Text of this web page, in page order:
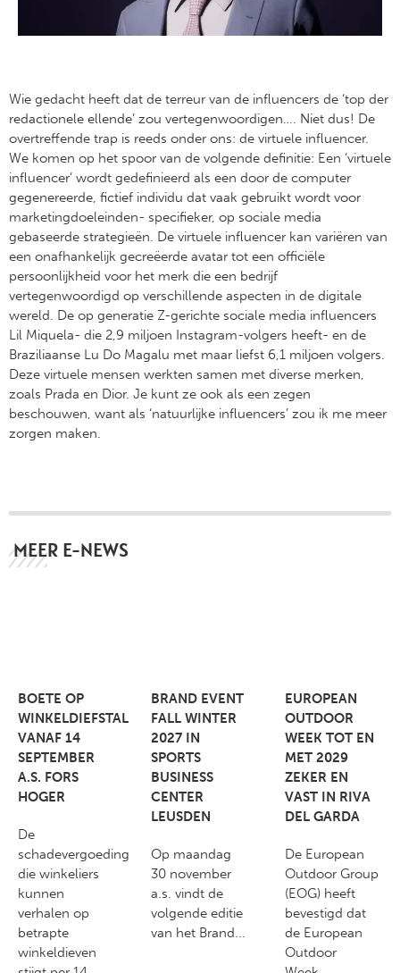
Wie gedacht heeft dat de terreur van de influencers de ‘top der
redactionele ellende’ zou vertegenwoordigen…. Niet dus! De
overtreffende trap is reeds onder ons: de virtuele influencer.
We komen op het spoor van de volgende definitie: Een ‘virtuele
influencer’ wordt gedefinieerd als een door de computer
gegenereerde, fictief individu dat vaak gebruikt wordt voor
marketingdoeleinden- specifieker, op sociale media
gebaseerde strategieën. De virtuele influencer kan variëren van
een onafhankelijk gecreëerde avatar tot een officiële
persoonlijkheid voor het merk die een bedrijf
vertegenwoordigd op verschillende aspecten in de digitale
wereld. De op generatie Z-gerichte sociale media influencers
Lil Miquela- die 2,9 miljoen Instagram-volgers heeft- en de
Braziliaanse Lu Do Magalu met maar liefst 6,1 miljoen volgers.
Deze virtuele mensen werkten samen met diverse merken,
zoals Prada en Dior. Je kunt ze ook als een zegen
beschouwen, want als ‘natuurlijke influencers’ zou ik me meer
zorgen maken.
MEER E-NEWS
BOETE OP
WINKELDIEFSTAL
VANAF 14
SEPTEMBER
A.S. FORS
HOGER
De
schadevergoeding
die winkeliers
kunnen
verhalen op
betrapte
winkeldieven
BRAND EVENT
FALL WINTER
2027 IN
SPORTS
BUSINESS
CENTER
LEUSDEN
Op maandag
30 november
a.s. vindt de
volgende editie
van het Brand...
EUROPEAN
OUTDOOR
WEEK TOT EN
MET 2029
ZEKER EN
VAST IN RIVA
DEL GARDA
De European
Outdoor Group
(EOG) heeft
bevestigd dat
de European
Outdoor